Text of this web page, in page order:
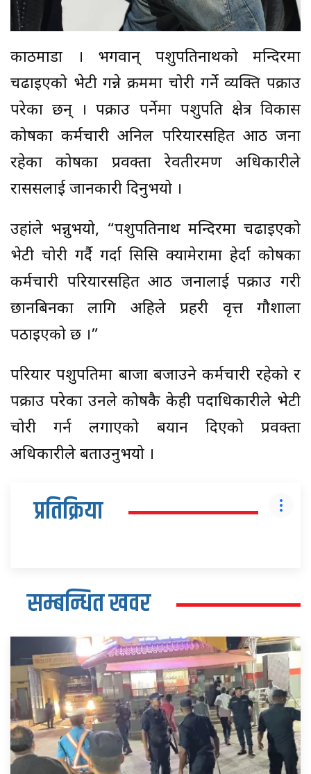
काठमाडौँ । भगवान् पशुपतिनाथको मन्दिरमा
चढाइएको भेटी गन्ने क्रममा चोरी गर्ने व्यक्ति पक्राउ
परेका छन् । पक्राउ पर्नेमा पशुपति क्षेत्र विकास
कोषका कर्मचारी अनिल परियारसहित आठ जना
रहेका कोषका प्रवक्ता रेवतीरमण अधिकारीले
राससलाई जानकारी दिनुभयो ।
उहांले भन्नुभयो, “पशुपतिनाथ मन्दिरमा चढाइएको
भेटी चोरी गर्दै गर्दा सिसि क्यामेरामा हेर्दा कोषका
कर्मचारी परियारसहित आठ जनालाई पक्राउ गरी
छानबिनका लागि अहिले प्रहरी वृत्त गौशाला
पठाइएको छ ।”
परियार पशुपतिमा बाजा बजाउने कर्मचारी रहेको र
पक्राउ परेका उनले कोषकै केही पदाधिकारीले भेटी
चोरी गर्न लगाएको बयान दिएको प्रवक्ता
अधिकारीले बताउनुभयो ।
प्रतिक्रिया
सम्बन्धित खवर